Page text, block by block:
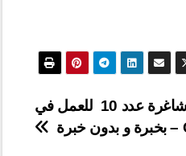
وظائف متنوعة شاغرة عدد 10 للعمل في